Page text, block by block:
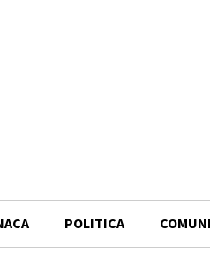
POLITICA COMUNI